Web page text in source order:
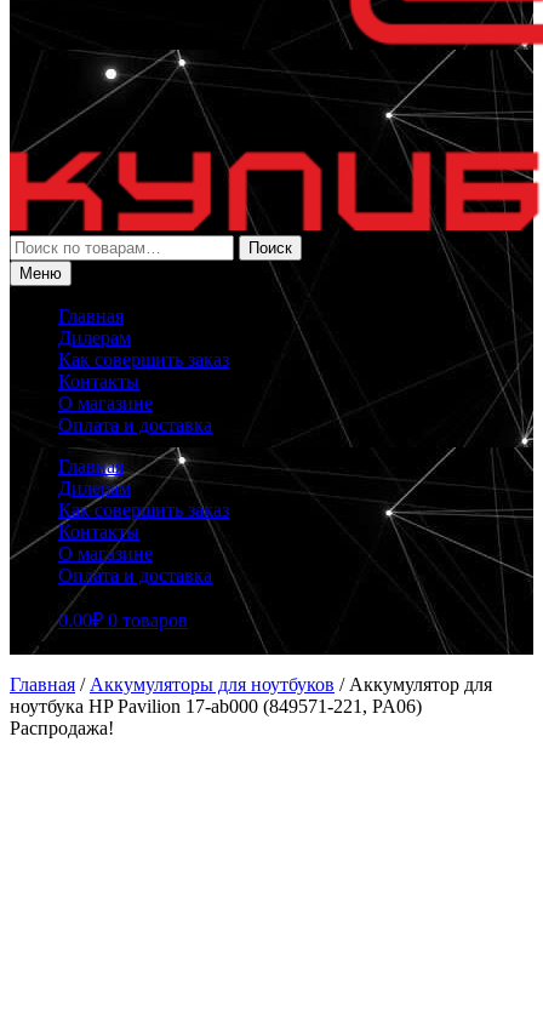
Искать:
Поиск
Меню
Главная
Дилерам
Как совершить заказ
Контакты
О магазине
Оплата и доставка
Главная
Дилерам
Как совершить заказ
Контакты
О магазине
Оплата и доставка
0.00₽ 0 товаров
Главная / Аккумуляторы для ноутбуков / Аккумулятор для
ноутбука HP Pavilion 17-ab000 (849571-221, PA06)
Распродажа!